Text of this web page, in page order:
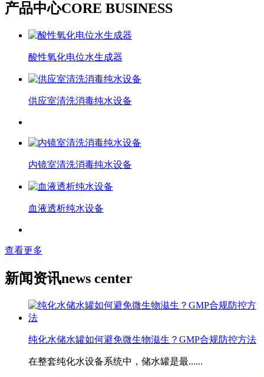
产品中心CORE BUSINESS
酸性氧化电位水生成器
供应室清洗消毒纯水设备
内镜室清洗消毒纯水设备
血液透析纯水设备
查看更多
新闻资讯news center
纯化水储水罐如何避免微生物滋生？GMP合规防控方法
在整套纯化水设备系统中，储水罐是最......